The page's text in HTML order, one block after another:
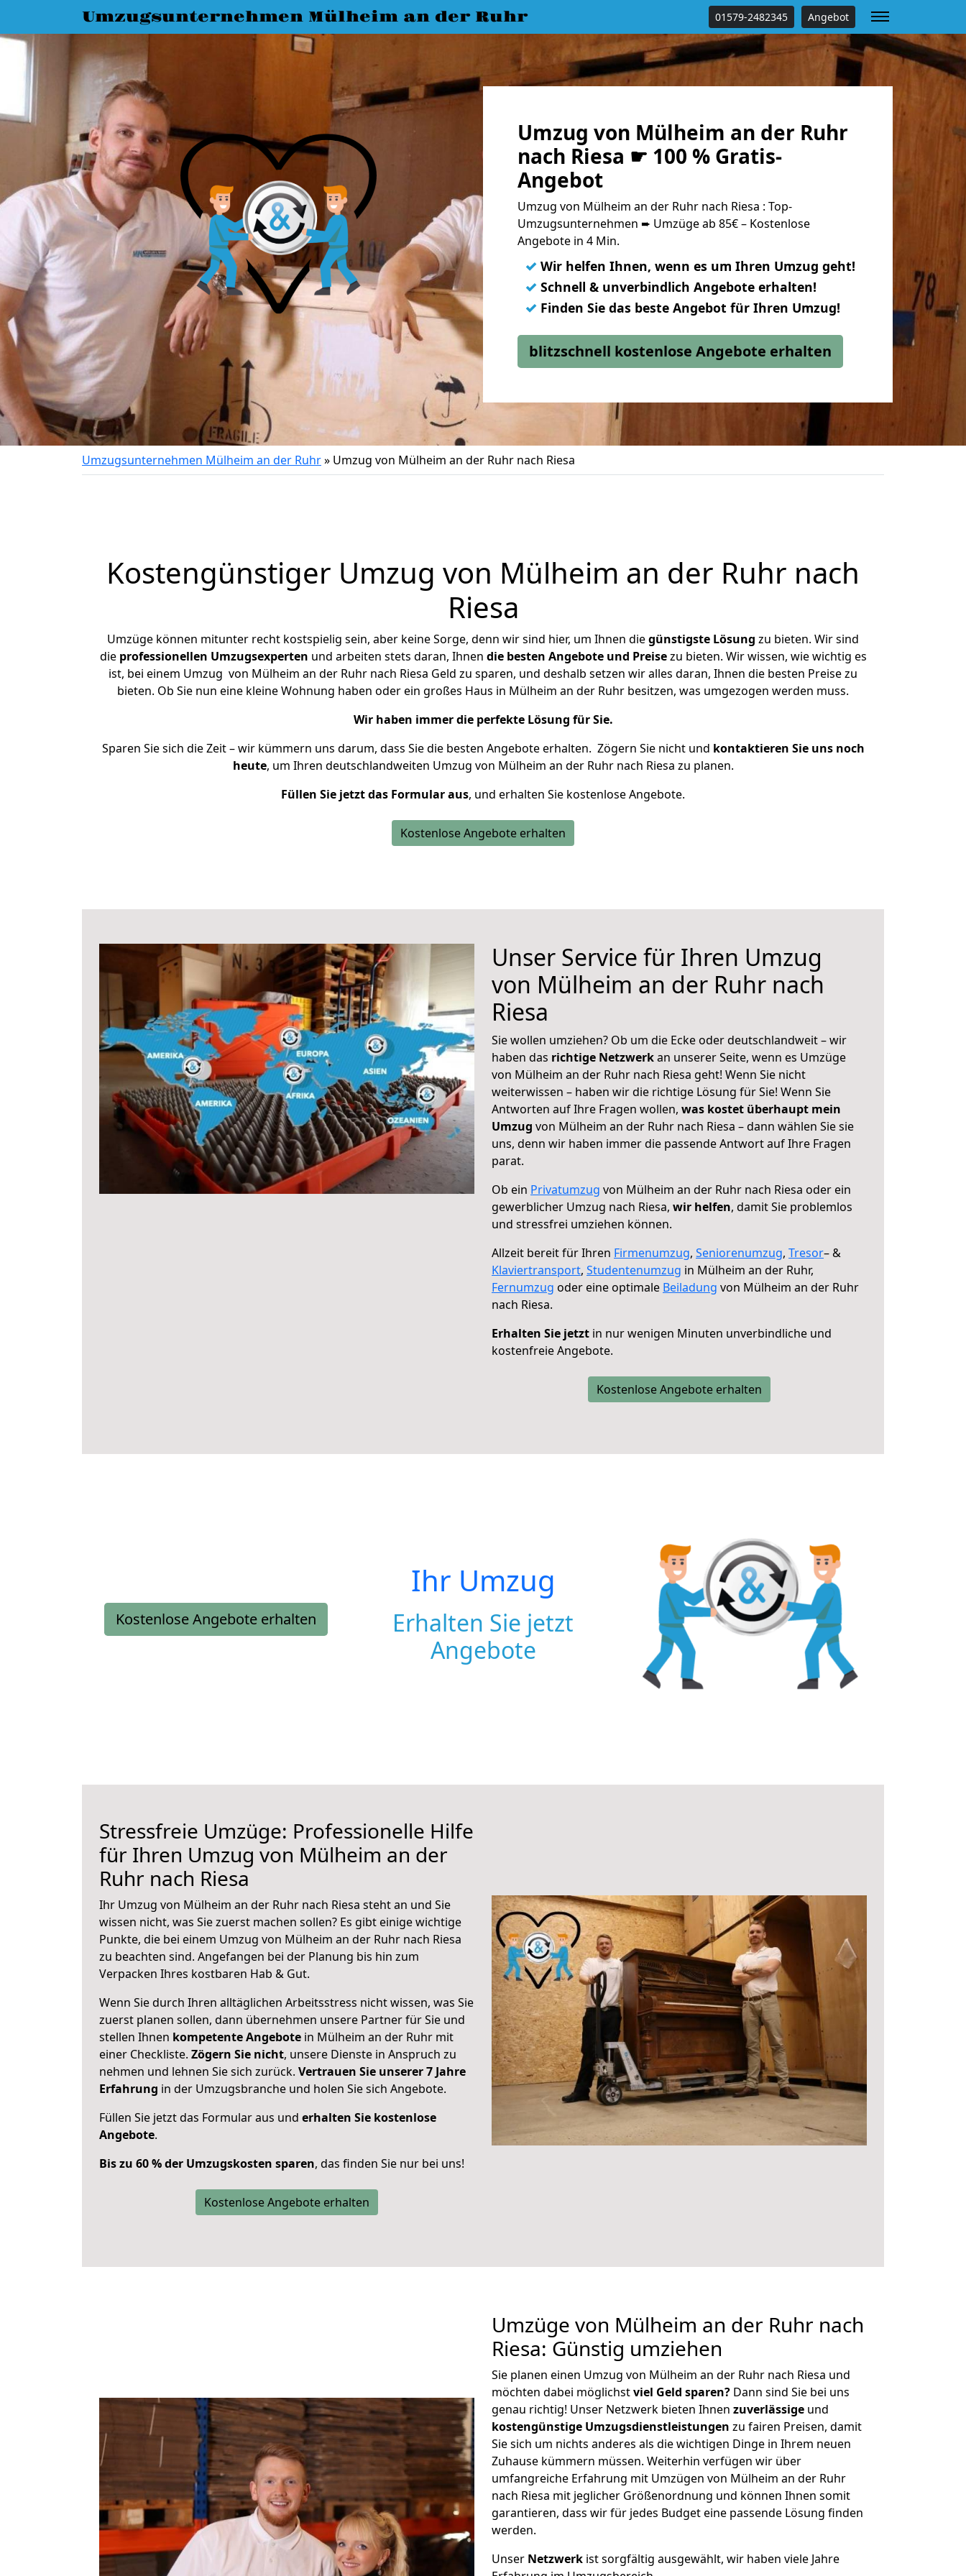
Umzugsunternehmen Mülheim an der Ruhr 01579-2482345 Angebot
Umzug von Mülheim an der Ruhr
nach Riesa ☛ 100 % Gratis-
Angebot
Umzug von Mülheim an der Ruhr nach Riesa : Top-
Umzugsunternehmen ➨ Umzüge ab 85€ – Kostenlose
Angebote in 4 Min.
✓ Wir helfen Ihnen, wenn es um Ihren Umzug geht!
✓ Schnell & unverbindlich Angebote erhalten!
✓ Finden Sie das beste Angebot für Ihren Umzug!
blitzschnell kostenlose Angebote erhalten
Umzugsunternehmen Mülheim an der Ruhr» Umzug von Mülheim an der Ruhr nach Riesa
Kostengünstiger Umzug von Mülheim an der Ruhr nach
Riesa
Umzüge können mitunter recht kostspielig sein, aber keine Sorge, denn wir sind hier, um Ihnen diegünstigste Lösung zu bieten. Wir sind
die professionellen Umzugsexperten und arbeiten stets daran, Ihnen die besten Angebote und Preisezu bieten. Wir wissen, wie wichtig es
ist, bei einem Umzug von Mülheim an der Ruhr nach Riesa Geld zu sparen, und deshalb setzen wir alles daran, Ihnen die besten Preise zu
bieten. Ob Sie nun eine kleine Wohnung haben oder ein großes Haus in Mülheim an der Ruhr besitzen, was umgezogen werden muss.
Wir haben immer die perfekte Lösung für Sie.
Sparen Sie sich die Zeit – wir kümmern uns darum, dass Sie die besten Angebote erhalten. Zögern Sie nicht und kontaktieren Sie uns noch
heute, um Ihren deutschlandweiten Umzug von Mülheim an der Ruhr nach Riesa zu planen.
Füllen Sie jetzt das Formular aus, und erhalten Sie kostenlose Angebote.
Kostenlose Angebote erhalten
Unser Service für Ihren Umzug
von Mülheim an der Ruhr nach
Riesa
Sie wollen umziehen? Ob um die Ecke oder deutschlandweit – wir
haben das richtige Netzwerkan unserer Seite, wenn es Umzüge
von Mülheim an der Ruhr nach Riesa geht! Wenn Sie nicht
weiterwissen – haben wir die richtige Lösung für Sie! Wenn Sie
Antworten auf Ihre Fragen wollen, was kostet überhaupt mein
Umzug von Mülheim an der Ruhr nach Riesa – dann wählen Sie sie
uns, denn wir haben immer die passende Antwort auf Ihre Fragen
parat.
Ob ein Privatumzug von Mülheim an der Ruhr nach Riesa oder ein
gewerblicher Umzug nach Riesa, wir helfen, damit Sie problemlos
und stressfrei umziehen können.
Allzeit bereit für Ihren Firmenumzug, Seniorenumzug, Tresor– &
Klaviertransport, Studentenumzug in Mülheim an der Ruhr,
Fernumzug oder eine optimale Beiladung von Mülheim an der Ruhr
nach Riesa.
Erhalten Sie jetzt in nur wenigen Minuten unverbindliche und
kostenfreie Angebote.
Kostenlose Angebote erhalten
Kostenlose Angebote erhalten
Ihr Umzug
Erhalten Sie jetzt
Angebote
Stressfreie Umzüge: Professionelle Hilfe
für Ihren Umzug von Mülheim an der
Ruhr nach Riesa
Ihr Umzug von Mülheim an der Ruhr nach Riesa steht an und Sie
wissen nicht, was Sie zuerst machen sollen? Es gibt einige wichtige
Punkte, die bei einem Umzug von Mülheim an der Ruhr nach Riesa
zu beachten sind. Angefangen bei der Planung bis hin zum
Verpacken Ihres kostbaren Hab & Gut.
Wenn Sie durch Ihren alltäglichen Arbeitsstress nicht wissen, was Sie
zuerst planen sollen, dann übernehmen unsere Partner für Sie und
stellen Ihnen kompetente Angebote in Mülheim an der Ruhr mit
einer Checkliste. Zögern Sie nicht, unsere Dienste in Anspruch zu
nehmen und lehnen Sie sich zurück. Vertrauen Sie unserer 7 Jahre
Erfahrung in der Umzugsbranche und holen Sie sich Angebote.
Füllen Sie jetzt das Formular aus und erhalten Sie kostenlose
Angebote.
Bis zu 60 % der Umzugskosten sparen, das finden Sie nur bei uns!
Kostenlose Angebote erhalten
Umzüge von Mülheim an der Ruhr nach
Riesa: Günstig umziehen
Sie planen einen Umzug von Mülheim an der Ruhr nach Riesa und
möchten dabei möglichstviel Geld sparen? Dann sind Sie bei uns
genau richtig! Unser Netzwerk bieten Ihnen zuverlässige und
kostengünstige Umzugsdienstleistungen zu fairen Preisen, damit
Sie sich um nichts anderes als die wichtigen Dinge in Ihrem neuen
Zuhause kümmern müssen. Weiterhin verfügen wir über
umfangreiche Erfahrung mit Umzügen von Mülheim an der Ruhr
nach Riesa mit jeglicher Größenordnung und können Ihnen somit
garantieren, dass wir für jedes Budget eine passende Lösung finden
werden.
Unser Netzwerk ist sorgfältig ausgewählt, wir haben viele Jahre